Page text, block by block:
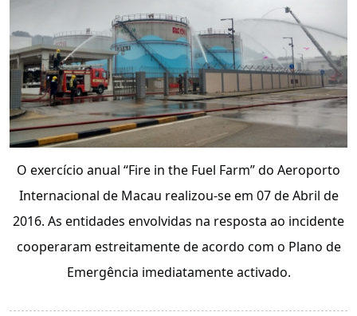
O exercício anual “Fire in the Fuel Farm” do Aeroporto
Internacional de Macau realizou-se em 07 de Abril de
2016. As entidades envolvidas na resposta ao incidente
cooperaram estreitamente de acordo com o Plano de
Emergência imediatamente activado.